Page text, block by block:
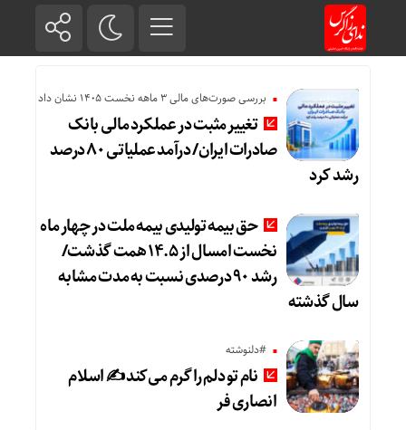
بررسی صورت‌های مالی 3 ماهه نخست 1405 نشان داد
تغییر مثبت در عملکرد مالی بانک
صادرات ایران/ درآمد عملیاتی ۸۰ درصد
رشد کرد
حق بیمه تولیدی بیمه ملت در چهار ماه
نخست امسال از ۱۴.۵ همت گذشت/
رشد ۹۰ درصدی نسبت به مدت مشابه
سال گذشته
#دلنوشته
نام تو دلم را گرم می‌کند ✍️ اسلام
انصاری فر